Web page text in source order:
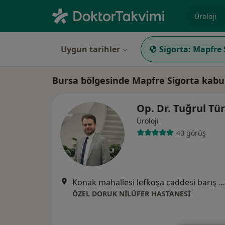
Uygun tarihler Sigorta: Mapfre
Bursa bölgesinde Mapfre Sigorta
Op. Dr. Tuğrul
Üroloji
40 görüş
Konak mahallesi lefkoşa caddesi barış sokak No: 22 Nilüfer Bursa, Bursa
ÖZEL DORUK NİLÜFER HASTANESİ